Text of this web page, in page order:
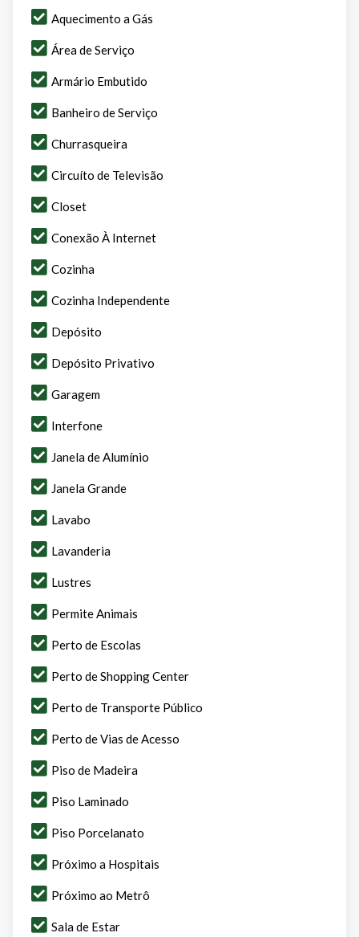
Aquecimento a Gás
Área de Serviço
Armário Embutido
Banheiro de Serviço
Churrasqueira
Circuíto de Televisão
Closet
Conexão À Internet
Cozinha
Cozinha Independente
Depósito
Depósito Privativo
Garagem
Interfone
Janela de Alumínio
Janela Grande
Lavabo
Lavanderia
Lustres
Permite Animais
Perto de Escolas
Perto de Shopping Center
Perto de Transporte Público
Perto de Vias de Acesso
Piso de Madeira
Piso Laminado
Piso Porcelanato
Próximo a Hospitais
Próximo ao Metrô
Sala de Estar